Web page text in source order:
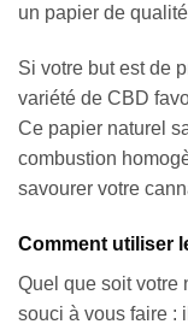
un papier de
Si votre but est de
variété de CBD
Ce papier naturel
combustion
savourer votre
Comment utiliser
Quel que soit votre
souci à vous faire :